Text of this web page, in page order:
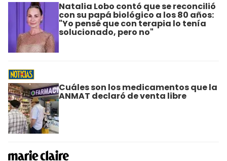
Natalia Lobo contó que se reconcilió
con su papá biológico a los 80 años:
"Yo pensé que con terapia lo tenía
solucionado, pero no"
Cuáles son los medicamentos que la
ANMAT declaró de venta libre